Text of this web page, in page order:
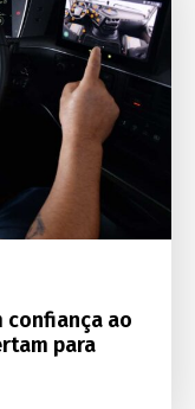
ao
para